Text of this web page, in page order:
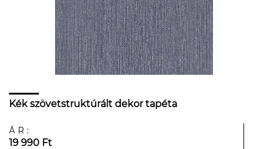
Kék szövetstruktúrált dekor tapéta
ÁR:
19 990 Ft